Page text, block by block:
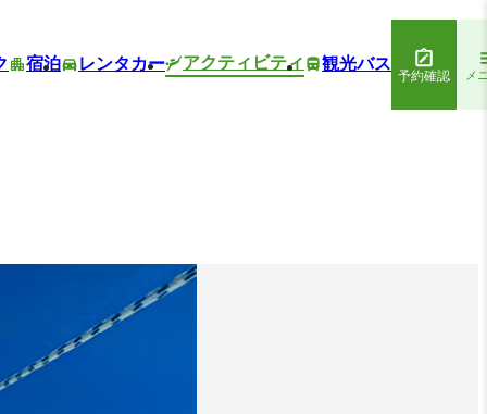
宿泊 レンタカー アクティビティ 観光バス
予約確認 メ